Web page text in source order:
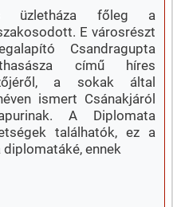
üzletháza főleg a
E városrészt
Csandragupta
című híres
a sokak által
ismert Csánakjáról
A Diplomata
találhatók, ez a
ennek